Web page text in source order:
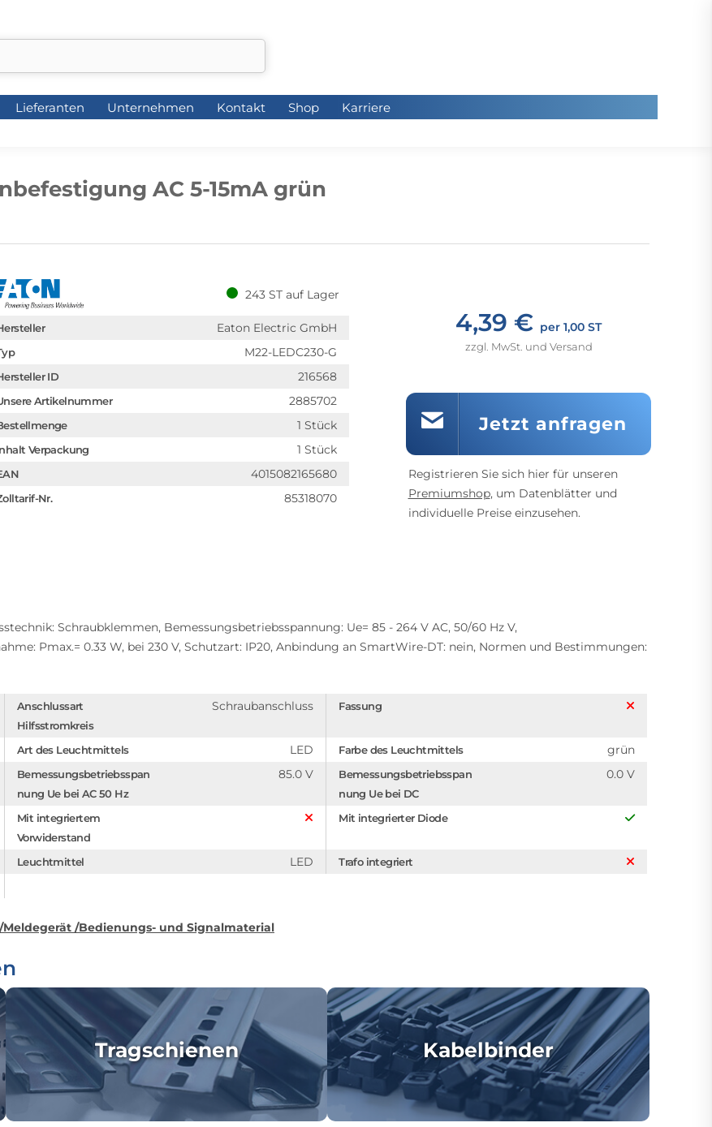
Lieferanten Unternehmen Kontakt Shop Karriere
AC 5-15mA grün
243 ST auf Lager
Eaton Electric GmbH
M22-LEDC230-G
ID 216568
Artikelnummer 2885702
1 Stück
Verpackung 1 Stück
4015082165680
Nr. 85318070
4,39 € per 1,00 ST
zzgl. MwSt. und Versand
Jetzt anfragen
Registrieren Sie sich hier für unseren
Premiumshop, um Datenblätter und
individuelle Preise einzusehen.
Schraubklemmen, Bemessungsbetriebsspannung: Ue= 85 - 264 V AC, 50/60 Hz V,
Pmax.= 0.33 W, bei 230 V, Schutzart: IP20, Anbindung an SmartWire-DT: nein, Normen und Bestimmungen:
Anschlussart
Hilfsstromkreis
Schraubanschluss Fassung
Art des Leuchtmittels LED Farbe des Leuchtmittels grün
Bemessungsbetriebsspan
nung Ue bei AC 50 Hz
85.0 V
Bemessungsbetriebsspan
nung Ue bei DC
0.0 V
Mit integriertem
Vorwiderstand
Mit integrierter Diode
Leuchtmittel LED
Trafo integriert
Meldegerät /Bedienungs- und Signalmaterial
Tragschienen Kabelbinder
Lieferanten Unternehmen Kontakt